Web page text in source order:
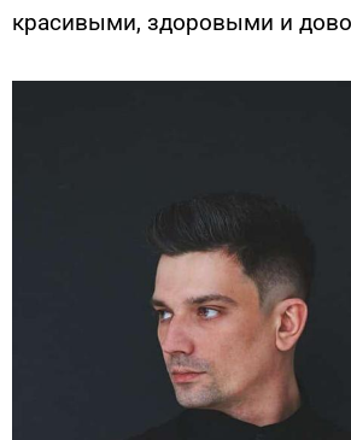
красивыми, здоровыми и